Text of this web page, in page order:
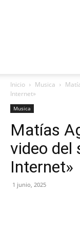
Inicio Musica
Internet»
Musica
Matías
video del
Internet»
1 junio, 2025